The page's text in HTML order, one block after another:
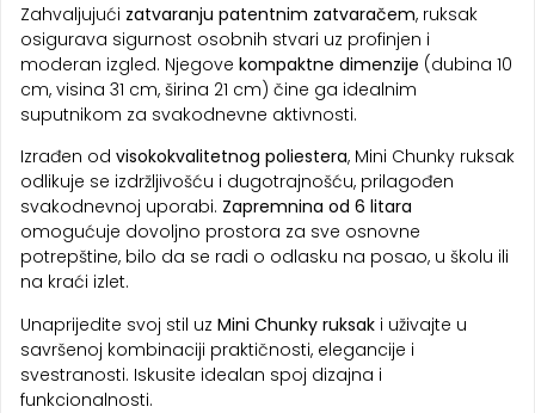
Zahvaljujući zatvaranju patentnim zatvaračem, ruksak
osigurava sigurnost osobnih stvari uz profinjen i
moderan izgled. Njegove kompaktne dimenzije (dubina 10
cm, visina 31 cm, širina 21 cm) čine ga idealnim
suputnikom za svakodnevne aktivnosti.
Izrađen od visokokvalitetnog poliestera, Mini Chunky ruksak
odlikuje se izdržljivošću i dugotrajnošću, prilagođen
svakodnevnoj uporabi. Zapremnina od 6 litara
omogućuje dovoljno prostora za sve osnovne
potrepštine, bilo da se radi o odlasku na posao, u školu ili
na kraći izlet.
Unaprijedite svoj stil uz Mini Chunky ruksak i uživajte u
savršenoj kombinaciji praktičnosti, elegancije i
svestranosti. Iskusite idealan spoj dizajna i
funkcionalnosti.